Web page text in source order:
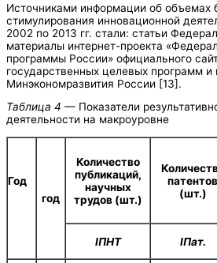
Источниками информации об объемах
стимулирования инновационной
2002 по 2013 гг. стали: статьи
материалы интернет-проекта
программы России» официального
государственных целевых программ и
Минэкономразвития России [13].
Таблица 4 — Показатели
деятельности на макроуровне
Год
год
Количество
публикаций,
научных
трудов (шт.)
патентов
(шт.)
IПНТ IПат.